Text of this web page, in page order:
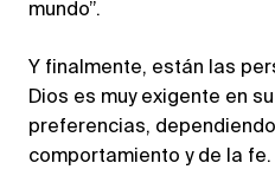
mundo”.
Y finalmente, están las
Dios es muy exigente en
preferencias,
comportamiento y de la